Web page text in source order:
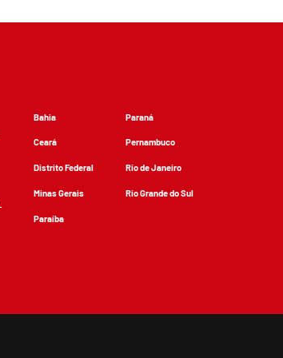
Bahia
Ceará
Distrito Federal
Minas Gerais
Paraíba
Paraná
Pernambuco
Rio de Janeiro
Rio Grande do Sul